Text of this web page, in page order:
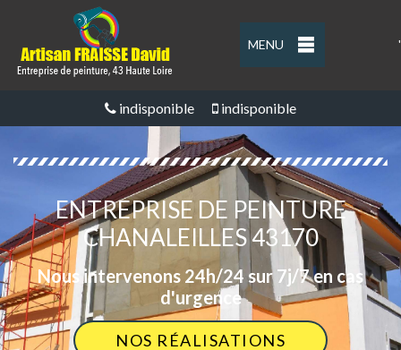
MENU '
indisponible indisponible
ENTREPRISE DE PEINTURE
CHANALEILLES 43170
Nous intervenons 24h/24 sur 7j/7 en cas
d'urgence
NOS RÉALISATIONS